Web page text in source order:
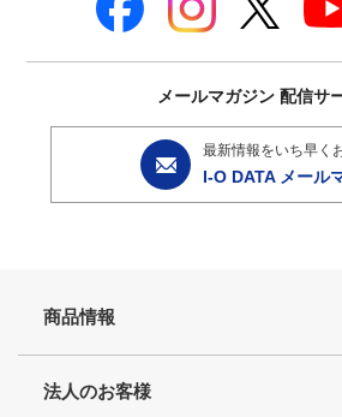
メールマガジン 配信サ
最新情報をいち早く
I-O DATA メール
商品情報
法人のお客様